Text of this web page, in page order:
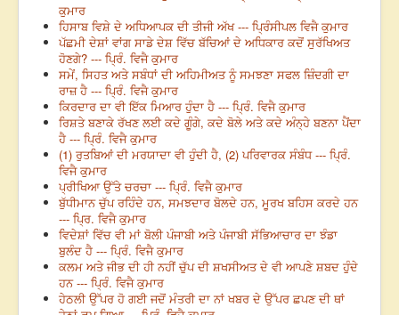
ਕੁਮਾਰ
ਹਿਸਾਬ ਵਿਸ਼ੇ ਦੇ ਅਧਿਆਪਕ ਦੀ ਤੀਜੀ ਅੱਖ --- ਪ੍ਰਿੰਸੀਪਲ ਵਿਜੈ ਕੁਮਾਰ
ਪੱਛਮੀ ਦੇਸ਼ਾਂ ਵਾਂਗ ਸਾਡੇ ਦੇਸ਼ ਵਿੱਚ ਬੱਚਿਆਂ ਦੇ ਅਧਿਕਾਰ ਕਦੋਂ ਸੁਰੱਖਿਅਤ
ਹੋਣਗੇ? --- ਪ੍ਰਿੰ. ਵਿਜੈ ਕੁਮਾਰ
ਸਮੇਂ, ਸਿਹਤ ਅਤੇ ਸਬੰਧਾਂ ਦੀ ਅਹਿਮੀਅਤ ਨੂੰ ਸਮਝਣਾ ਸਫਲ ਜ਼ਿੰਦਗੀ ਦਾ
ਰਾਜ਼ ਹੈ --- ਪ੍ਰਿੰ. ਵਿਜੈ ਕੁਮਾਰ
ਕਿਰਦਾਰ ਦਾ ਵੀ ਇੱਕ ਮਿਆਰ ਹੁੰਦਾ ਹੈ --- ਪ੍ਰਿੰ. ਵਿਜੈ ਕੁਮਾਰ
ਰਿਸ਼ਤੇ ਬਣਾਕੇ ਰੱਖਣ ਲਈ ਕਦੇ ਗੂੰਗੇ, ਕਦੇ ਬੋਲੇ ਅਤੇ ਕਦੇ ਅੰਨ੍ਹੇ ਬਣਨਾ ਪੈਂਦਾ
ਹੈ --- ਪ੍ਰਿੰ. ਵਿਜੈ ਕੁਮਾਰ
(1) ਰੁਤਬਿਆਂ ਦੀ ਮਰਯਾਦਾ ਵੀ ਹੁੰਦੀ ਹੈ, (2) ਪਰਿਵਾਰਕ ਸੰਬੰਧ --- ਪ੍ਰਿੰ.
ਵਿਜੈ ਕੁਮਾਰ
ਪ੍ਰੀਖਿਆ ਉੱਤੇ ਚਰਚਾ --- ਪ੍ਰਿੰ. ਵਿਜੈ ਕੁਮਾਰ
ਬੁੱਧੀਮਾਨ ਚੁੱਪ ਰਹਿੰਦੇ ਹਨ, ਸਮਝਦਾਰ ਬੋਲਦੇ ਹਨ, ਮੂਰਖ ਬਹਿਸ ਕਰਦੇ ਹਨ
--- ਪ੍ਰਿ. ਵਿਜੈ ਕੁਮਾਰ
ਵਿਦੇਸ਼ਾਂ ਵਿੱਚ ਵੀ ਮਾਂ ਬੋਲੀ ਪੰਜਾਬੀ ਅਤੇ ਪੰਜਾਬੀ ਸੱਭਿਆਚਾਰ ਦਾ ਝੰਡਾ
ਬੁਲੰਦ ਹੈ --- ਪ੍ਰਿੰ. ਵਿਜੈ ਕੁਮਾਰ
ਕਲਮ ਅਤੇ ਜੀਭ ਦੀ ਹੀ ਨਹੀਂ ਚੁੱਪ ਦੀ ਸ਼ਖਸੀਅਤ ਦੇ ਵੀ ਆਪਣੇ ਸ਼ਬਦ ਹੁੰਦੇ
ਹਨ --- ਪ੍ਰਿੰ. ਵਿਜੈ ਕੁਮਾਰ
ਹੇਠਲੀ ਉੱਪਰ ਹੋ ਗਈ ਜਦੋਂ ਮੰਤਰੀ ਦਾ ਨਾਂ ਖਬਰ ਦੇ ਉੱਪਰ ਛਪਣ ਦੀ ਥਾਂ